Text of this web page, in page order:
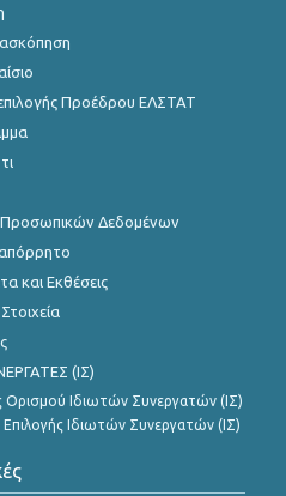
2015
Τρίμηνο 2015
2015
2015
2014
2014
2013
Τρίμηνο 2013
Προέδρου ΕΛΣΤΑΤ
Δεδομένων
και Εκθέσεις
(ΙΣ)
Ορισμού Ιδιωτών Συνεργατών (ΙΣ)
Επιλογής Ιδιωτών Συνεργατών (ΙΣ)